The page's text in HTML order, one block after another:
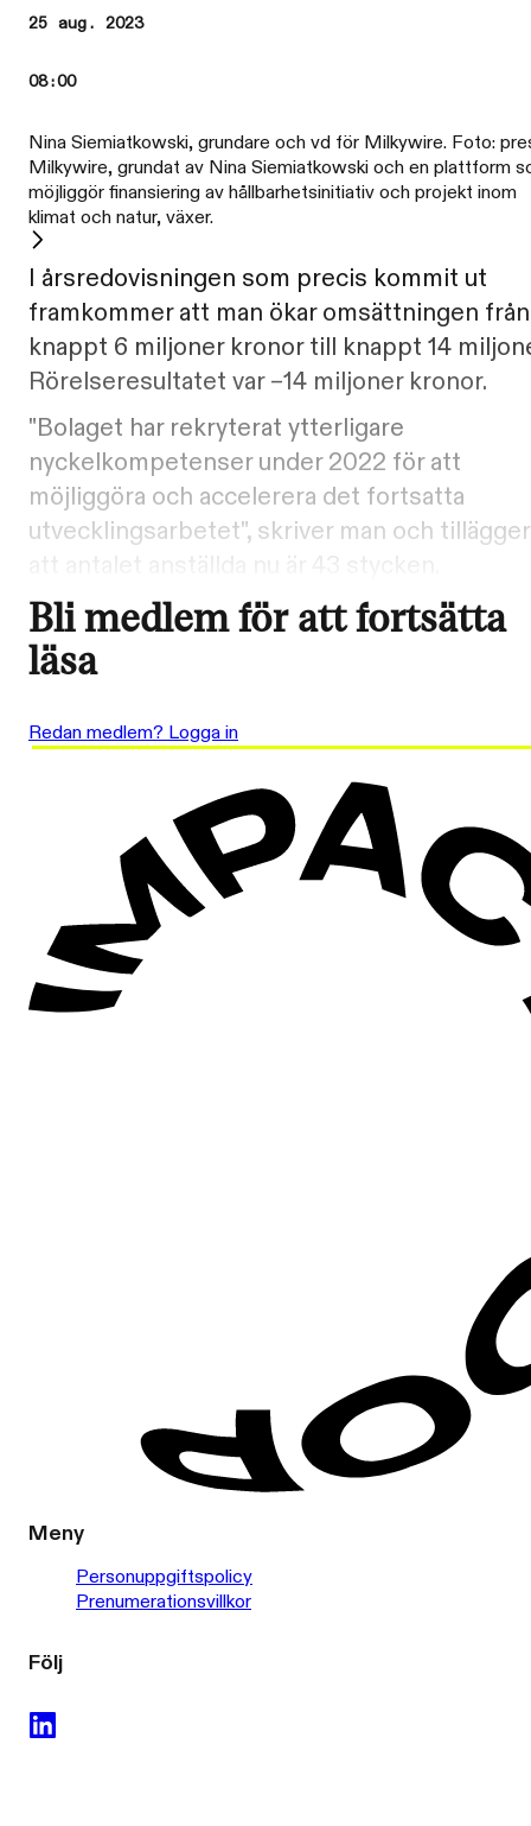
25 aug. 2023
08:00
Nina Siemiatkowski, grundare och vd för Milkywire. Foto:
Milkywire, grundat av Nina Siemiatkowski och en plattform
möjliggör finansiering av hållbarhetsinitiativ och projekt inom
klimat och natur, växer.
I årsredovisningen som precis kommit ut
framkommer att man ökar omsättningen från
knappt 6 miljoner kronor till knappt 14
Rörelseresultatet var –14 miljoner kronor.
"Bolaget har rekryterat ytterligare
nyckelkompetenser under 2022 för att
möjliggöra och accelerera det fortsatta
utvecklingsarbetet", skriver man och tillägger
Bli medlem för att fortsätta
läsa
Redan medlem? Logga in
Meny
Personuppgiftspolicy
Prenumerationsvillkor
Följ